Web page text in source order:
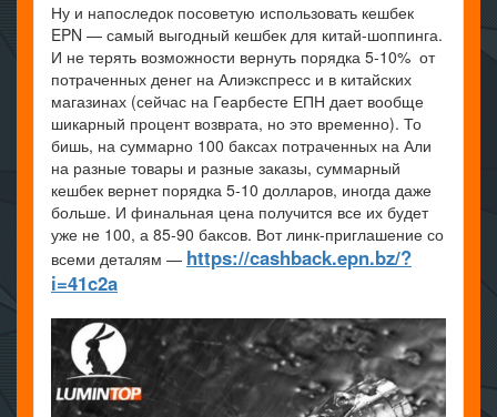
Ну и напоследок посоветую использовать кешбек
EPN — самый выгодный кешбек для китай-шоппинга.
И не терять возможности вернуть порядка 5-10% от
потраченных денег на Алиэкспресс и в китайских
магазинах (сейчас на Геарбесте ЕПН дает вообще
шикарный процент возврата, но это временно). То
бишь, на суммарно 100 баксах потраченных на Али
на разные товары и разные заказы, суммарный
кешбек вернет порядка 5-10 долларов, иногда даже
больше. И финальная цена получится все их будет
уже не 100, а 85-90 баксов. Вот линк-приглашение со
всеми деталям — https://cashback.epn.bz/?
i=41c2a